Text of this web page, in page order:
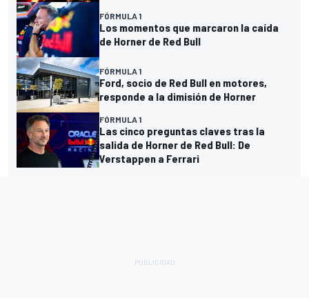
FÓRMULA 1
Los momentos que marcaron la caída
de Horner de Red Bull
FÓRMULA 1
Ford, socio de Red Bull en motores,
responde a la dimisión de Horner
FÓRMULA 1
Las cinco preguntas claves tras la
salida de Horner de Red Bull: De
Verstappen a Ferrari